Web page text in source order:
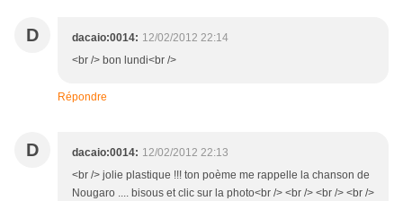
D dacaio:0014: 12/02/2012 22:14
<br /> bon lundi<br />
Répondre
D dacaio:0014: 12/02/2012 22:13
<br /> jolie plastique !!! ton poème me rappelle la chanson de
Nougaro .... bisous et clic sur la photo<br /> <br /> <br /> <br />